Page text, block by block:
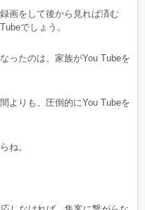
画をして後から見れば済む
でしょう。
ったのは、家族がYou Tubeを
よりも、圧倒的にYou Tubeを
ね。